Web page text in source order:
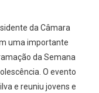
da Câmara
uma importante
da Semana
O evento
e reuniu jovens e